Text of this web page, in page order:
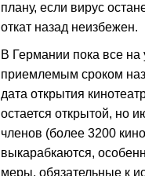
плану, если вирус
откат назад неизбежен.
В Германии пока все на
приемлемым сроком
дата открытия
остается открытой, но
членов (более 3200
выкарабкаются,
меры, обязательные к